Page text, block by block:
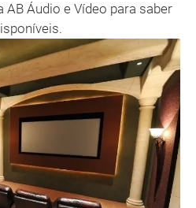
Áudio e Vídeo para saber